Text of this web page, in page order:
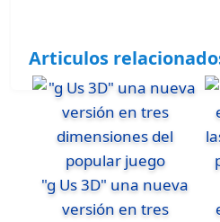
Articulos
"g Us 3D" una nueva
versión en tres